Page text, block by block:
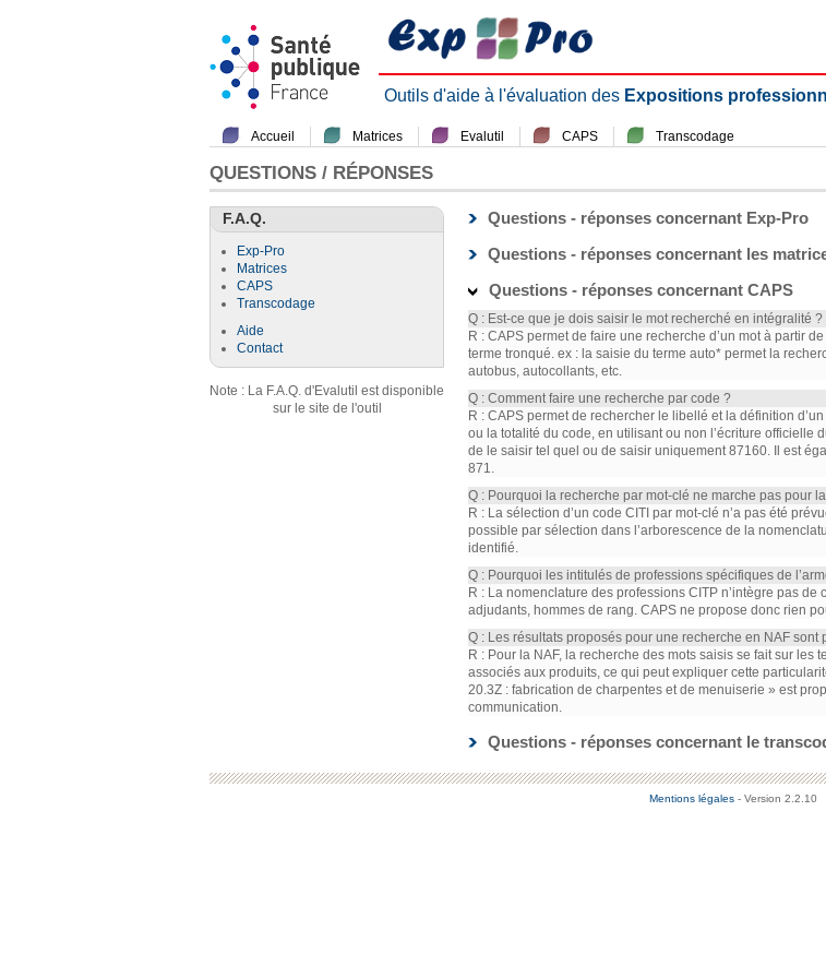
Outils d'aide à l'évaluation des Expositions
Accueil Matrices Evalutil CAPS Transcodage
QUESTIONS / RÉPONSES
F.A.Q.
Exp-Pro
Matrices
CAPS
Transcodage
Aide
Contact
Note : La F.A.Q. d'Evalutil est disponible
sur le site de l'outil
Questions - réponses concernant Exp-Pro
Questions - réponses concernant les
Questions - réponses concernant CAPS
Q : Est-ce que je dois saisir le mot recherché en intégralité ?
R : CAPS permet de faire une recherche d’un mot à partir
terme tronqué. ex : la saisie du terme auto* permet la
autobus, autocollants, etc.
Q : Comment faire une recherche par code ?
R : CAPS permet de rechercher le libellé et la définition
ou la totalité du code, en utilisant ou non l’écriture officielle
de le saisir tel quel ou de saisir uniquement 87160. Il est
871.
Q : Pourquoi la recherche par mot-clé ne marche pas pour
R : La sélection d’un code CITI par mot-clé n’a pas été
possible par sélection dans l’arborescence de la
identifié.
Q : Pourquoi les intitulés de professions spécifiques de
R : La nomenclature des professions CITP n’intègre pas
adjudants, hommes de rang. CAPS ne propose donc rien
Q : Les résultats proposés pour une recherche en NAF sont
R : Pour la NAF, la recherche des mots saisis se fait sur les
associés aux produits, ce qui peut expliquer cette
20.3Z : fabrication de charpentes et de menuiserie » est
communication.
Questions - réponses concernant le
Mentions légales - Version 2.2.10